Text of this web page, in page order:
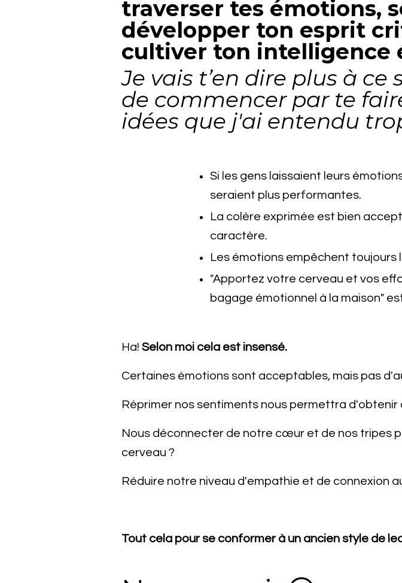
traverser tes émotions,
développer ton esprit
cultiver ton intelligence
Je vais t’en dire plus à
de commencer par te
idées que j'ai entendu
Si les gens laissaient leurs
seraient plus performantes.
La colère exprimée est bien
caractère.
Les émotions empêchent toujours
"Apportez votre cerveau et vos
bagage émotionnel à la maison"
Ha!Selon moi cela est insensé.
Certaines émotions sont acceptables, mais pas
Réprimer nos sentiments nous permettra d'obtenir
Nous déconnecter de notre cœur et de nos tripes
cerveau ?
Réduire notre niveau d'empathie et de connexion
Tout cela pour se conformer à un ancien style de